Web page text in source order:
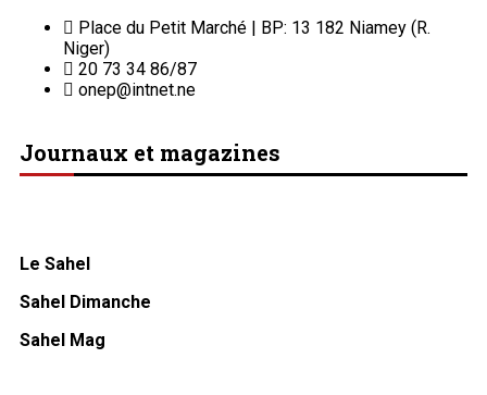
Place du Petit Marché | BP: 13 182 Niamey (R.
Niger)
20 73 34 86/87
onep@intnet.ne
Journaux et magazines
Le Sahel
Sahel Dimanche
Sahel Mag